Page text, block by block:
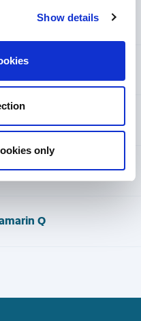
Show details
only
Q